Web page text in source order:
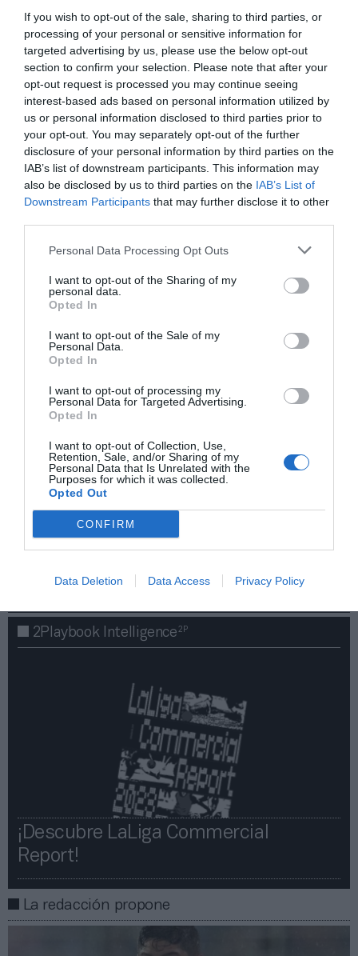
If you wish to opt-out of the sale, sharing to third parties, or
processing of your personal or sensitive information for
targeted advertising by us, please use the below opt-out
section to confirm your selection. Please note that after your
opt-out request is processed you may continue seeing
interest-based ads based on personal information utilized by
us or personal information disclosed to third parties prior to
your opt-out. You may separately opt-out of the further
disclosure of your personal information by third parties on the
IAB’s list of downstream participants. This information may
also be disclosed by us to third parties on the IAB’s List of
Downstream Participants that may further disclose it to other
Personal Data Processing Opt Outs
I want to opt-out of the Sharing of my
personal data.
Opted In
I want to opt-out of the Sale of my
Personal Data.
Opted In
I want to opt-out of processing my
Personal Data for Targeted Advertising.
Opted In
I want to opt-out of Collection, Use,
Retention, Sale, and/or Sharing of my
Personal Data that Is Unrelated with the
Purposes for which it was collected.
Opted Out
CONFIRM
Data Deletion Data Access Privacy Policy
¡Suscríbete! Inicia sesión
Imprimir
Publicidad
2Playbook Club2P
y eventos para Socios!​​​​​​​
Publicidad
2Playbook Intelligence2P
¡Descubre LaLiga Commercial
Report!​​
La redacción propone